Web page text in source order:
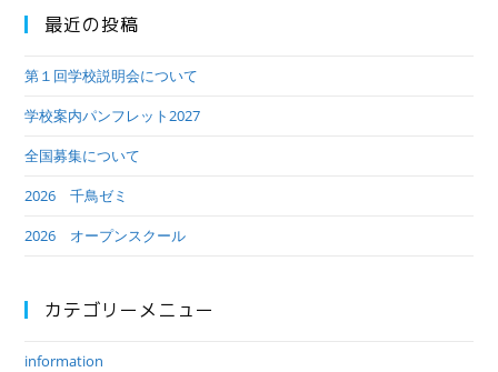
最近の投稿
第１回学校説明会について
学校案内パンフレット2027
全国募集について
2026 千鳥ゼミ
2026 オープンスクール
カテゴリーメニュー
information